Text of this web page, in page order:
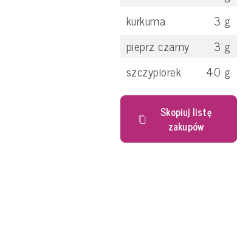
kurkuma
3 g
pieprz czarny
3 g
szczypiorek
40 g
Skopiuj listę
zakupów